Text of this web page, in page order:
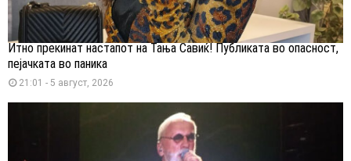
Итно прекинат настапот на Тања Савиќ! Публиката во опасност,
пејачката во паника
21:01 - 5 август, 2026